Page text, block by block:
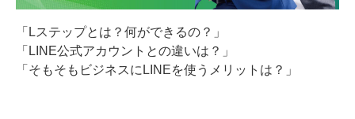
「Lステップとは？何ができるの？」
「LINE公式アカウントとの違いは？」
「そもそもビジネスにLINEを使うメリットは？」